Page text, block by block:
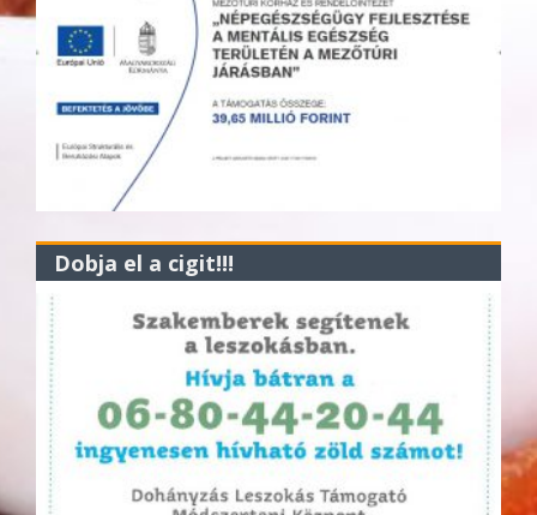
Dobja el a cigit!!!